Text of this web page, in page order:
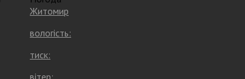
Житомир
вологість:
тиск:
вітер: